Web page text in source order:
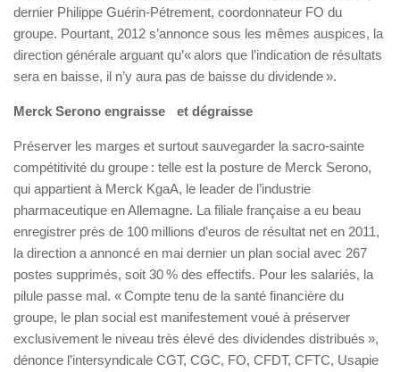
dernier Philippe Guérin-Pétrement, coordonnateur FO du
groupe. Pourtant, 2012 s’annonce sous les mêmes auspices, la
direction générale arguant qu’« alors que l’indication de résultats
sera en baisse, il n’y aura pas de baisse du dividende ».
Merck Serono engraisse et dégraisse
Préserver les marges et surtout sauvegarder la sacro-sainte
compétitivité du groupe : telle est la posture de Merck Serono,
qui appartient à Merck KgaA, le leader de l’industrie
pharmaceutique en Allemagne. La filiale française a eu beau
enregistrer près de 100 millions d’euros de résultat net en 2011,
la direction a annoncé en mai dernier un plan social avec 267
postes supprimés, soit 30 % des effectifs. Pour les salariés, la
pilule passe mal. « Compte tenu de la santé financière du
groupe, le plan social est manifestement voué à préserver
exclusivement le niveau très élevé des dividendes distribués »,
dénonce l’intersyndicale CGT, CGC, FO, CFDT, CFTC, Usapie